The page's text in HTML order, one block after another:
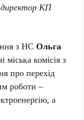
директор КП
з НС Ольга
комісія з
про перехід
роботи –
а